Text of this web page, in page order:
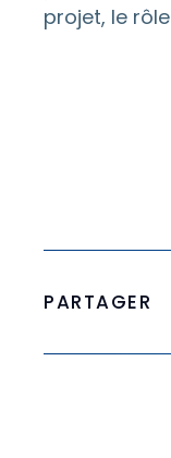
projet, le
PARTAGER